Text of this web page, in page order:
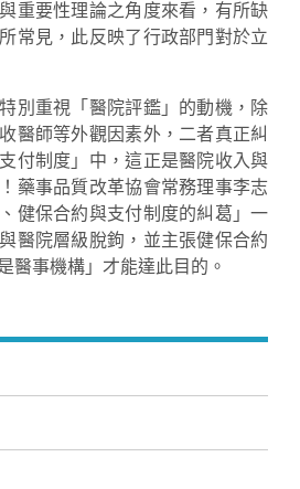
重要性理論之角度來看，有所缺
常見，此反映了行政部門對於立
別重視「醫院評鑑」的動機，除
醫師等外觀因素外，二者真正糾
付制度」中，這正是醫院收入與
藥事品質改革協會常務理事李志
健保合約與支付制度的糾葛」一
醫院層級脫鉤，並主張健保合約
醫事機構」才能達此目的。